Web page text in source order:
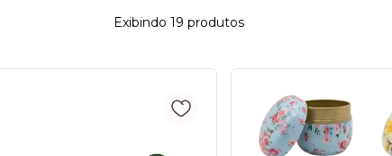
Exibindo 19 produtos